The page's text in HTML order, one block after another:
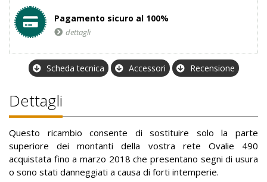
Pagamento sicuro al 100%
dettagli
Scheda tecnica Accessori Recensione
Dettagli
Questo ricambio consente di sostituire solo la parte
superiore dei montanti della vostra rete Ovalie 490
acquistata fino a marzo 2018 che presentano segni di usura
o sono stati danneggiati a causa di forti intemperie.